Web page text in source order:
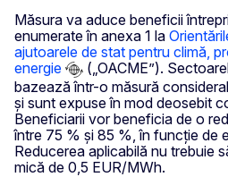
Măsura va aduce beneficii
enumerate în anexa 1 la
ajutoarele de stat pentru climă,
energie
(„OACME”).
bazează într-o măsură
și sunt expuse în mod deosebit
Beneficiarii vor beneficia de o
între 75 % și 85 %, în funcție de
Reducerea aplicabilă nu trebuie
mică de 0,5 EUR/MWh.